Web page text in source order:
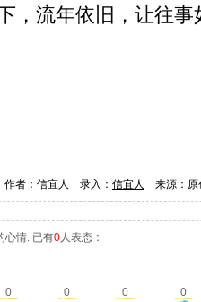
，流年依旧，让往事
作者：信宜人 录入： 信宜人 来源：
心情: 已有0人表态：
0 0 0 0